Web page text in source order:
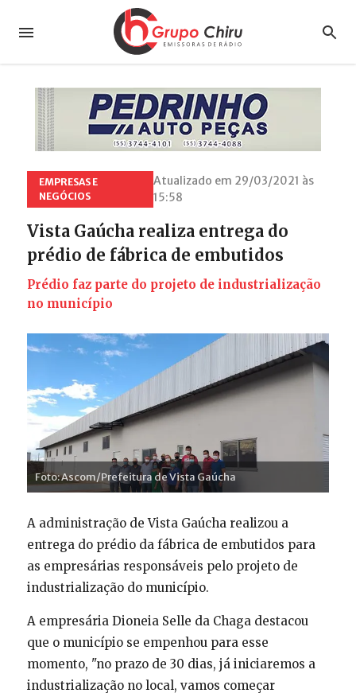
EMPRESAS E
NEGÓCIOS
Atualizado em 29/03/2021 às
15:58
Vista Gaúcha realiza entrega do
prédio de fábrica de embutidos
Prédio faz parte do projeto de industrialização
no município
Foto: Ascom/Prefeitura de Vista Gaúcha
A administração de Vista Gaúcha realizou a
entrega do prédio da fábrica de embutidos para
as empresárias responsáveis pelo projeto de
industrialização do município.
A empresária Dioneia Selle da Chaga destacou
que o município se empenhou para esse
momento, "no prazo de 30 dias, já iniciaremos a
industrialização no local, vamos começar